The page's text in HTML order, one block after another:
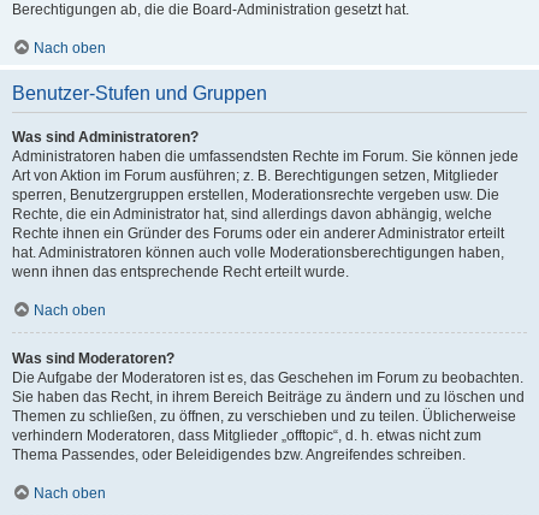
Berechtigungen ab, die die Board-Administration gesetzt hat.
Nach oben
Benutzer-Stufen und Gruppen
Was sind Administratoren?
Administratoren haben die umfassendsten Rechte im Forum. Sie können jede
Art von Aktion im Forum ausführen; z. B. Berechtigungen setzen, Mitglieder
sperren, Benutzergruppen erstellen, Moderationsrechte vergeben usw. Die
Rechte, die ein Administrator hat, sind allerdings davon abhängig, welche
Rechte ihnen ein Gründer des Forums oder ein anderer Administrator erteilt
hat. Administratoren können auch volle Moderationsberechtigungen haben,
wenn ihnen das entsprechende Recht erteilt wurde.
Nach oben
Was sind Moderatoren?
Die Aufgabe der Moderatoren ist es, das Geschehen im Forum zu beobachten.
Sie haben das Recht, in ihrem Bereich Beiträge zu ändern und zu löschen und
Themen zu schließen, zu öffnen, zu verschieben und zu teilen. Üblicherweise
verhindern Moderatoren, dass Mitglieder „offtopic“, d. h. etwas nicht zum
Thema Passendes, oder Beleidigendes bzw. Angreifendes schreiben.
Nach oben